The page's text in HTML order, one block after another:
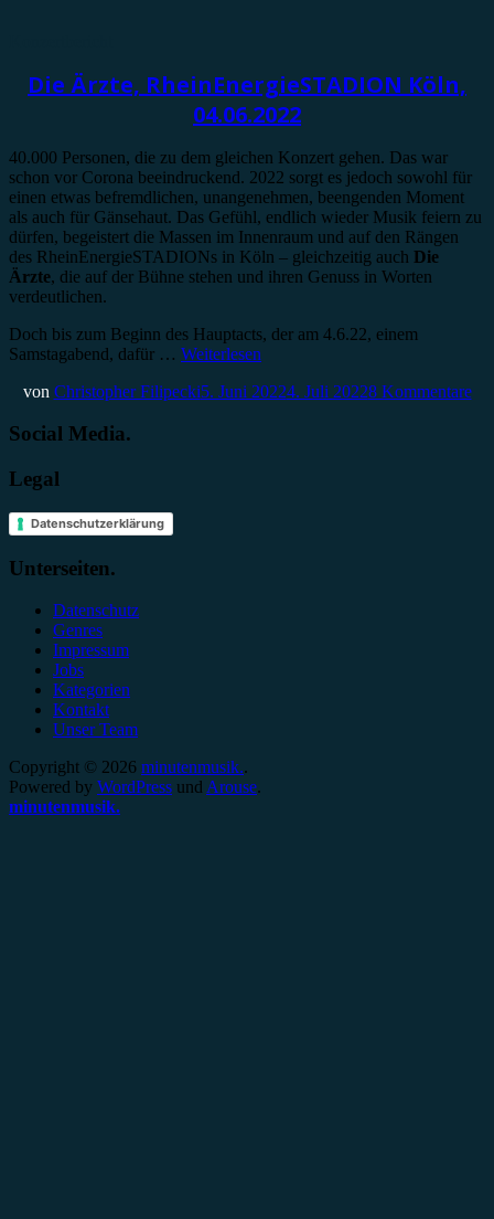
Die Ärzte, RheinEnergieSTADION Köln,
04.06.2022
40.000 Personen, die zu dem gleichen Konzert gehen. Das war
schon vor Corona beeindruckend. 2022 sorgt es jedoch sowohl für
einen etwas befremdlichen, unangenehmen, beengenden Moment
als auch für Gänsehaut. Das Gefühl, endlich wieder Musik feiern zu
dürfen, begeistert die Massen im Innenraum und auf den Rängen
des RheinEnergieSTADIONs in Köln – gleichzeitig auch Die
Ärzte, die auf der Bühne stehen und ihren Genuss in Worten
verdeutlichen.
Doch bis zum Beginn des Hauptacts, der am 4.6.22, einem
Samstagabend, dafür … Weiterlesen
von Christopher Filipecki5. Juni 20224. Juli 20228 Kommentare
Social Media.
Legal
Datenschutzerklärung
Unterseiten.
Datenschutz
Genres
Impressum
Jobs
Kategorien
Kontakt
Unser Team
Copyright © 2026 minutenmusik..
Powered by WordPress und Arouse.
minutenmusik.